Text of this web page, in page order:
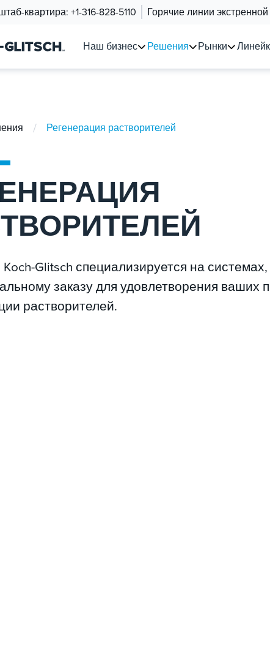
квартира: +1-316-828-5110 Горячие линии
Наш бизнес Решения Рынки
/ Регенерация растворителей
Glitsch специализируется на
заказу для удовлетворения ваших
растворителей.